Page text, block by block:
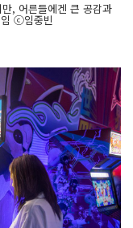
, 어른들에겐 큰 공감과
ⓒ임중빈